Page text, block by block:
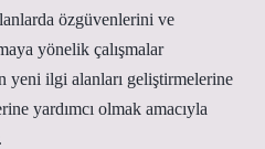
özgüvenlerini ve
yönelik çalışmalar
yeni ilgi alanları geliştirmelerine
yardımcı olmak amacıyla